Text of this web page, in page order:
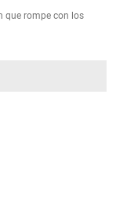
que rompe con los